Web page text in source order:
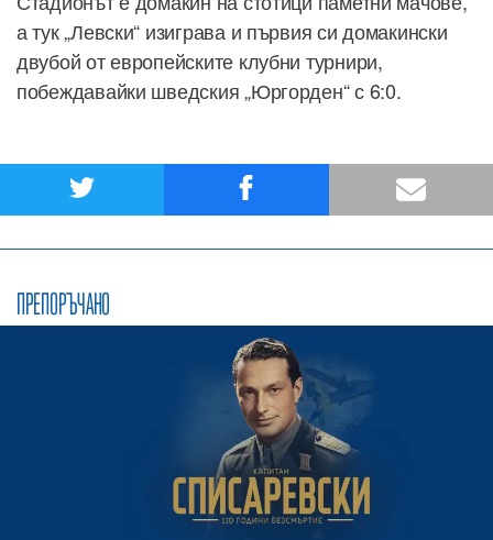
а тук „Левски“ изиграва и първия си домакински
двубой от европейските клубни турнири,
побеждавайки шведския „Юргорден“ с 6:0.
ПРЕПОРЪЧАНО